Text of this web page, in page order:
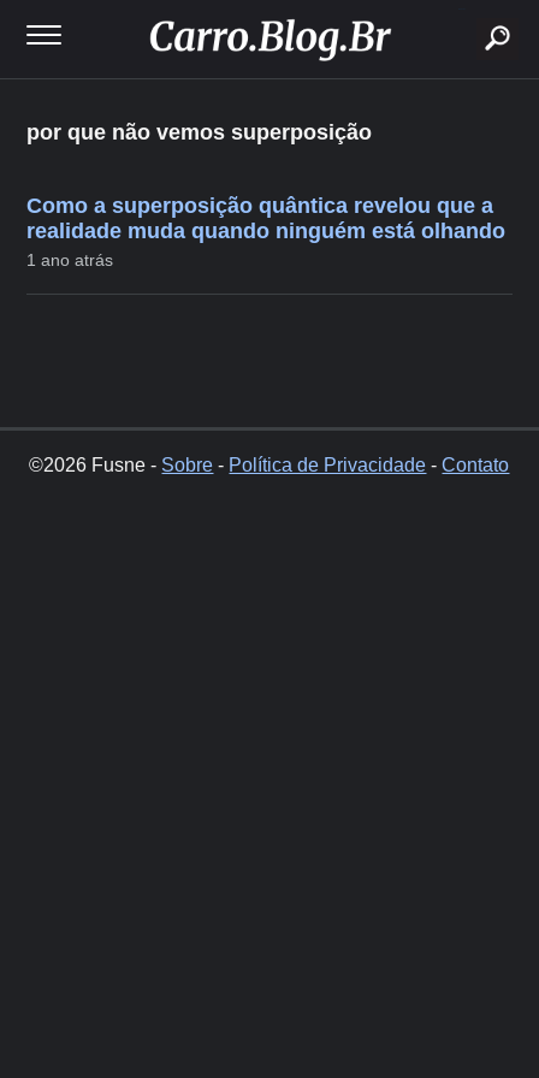
por que não vemos superposição
Como a superposição quântica revelou que a
realidade muda quando ninguém está olhando
1 ano atrás
©2026 Fusne - Sobre - Política de Privacidade -Contato